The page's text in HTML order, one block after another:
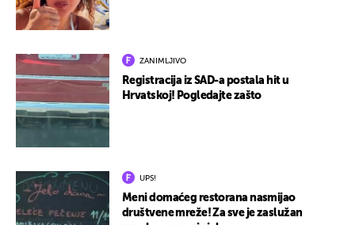
ZANIMLJIVO
Registracija iz SAD-a postala hit u
Hrvatskoj! Pogledajte zašto
UPS!
Meni domaćeg restorana nasmijao
društvene mreže! Za sve je zaslužan